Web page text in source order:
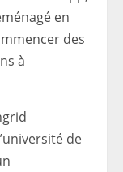
en
des
à
de